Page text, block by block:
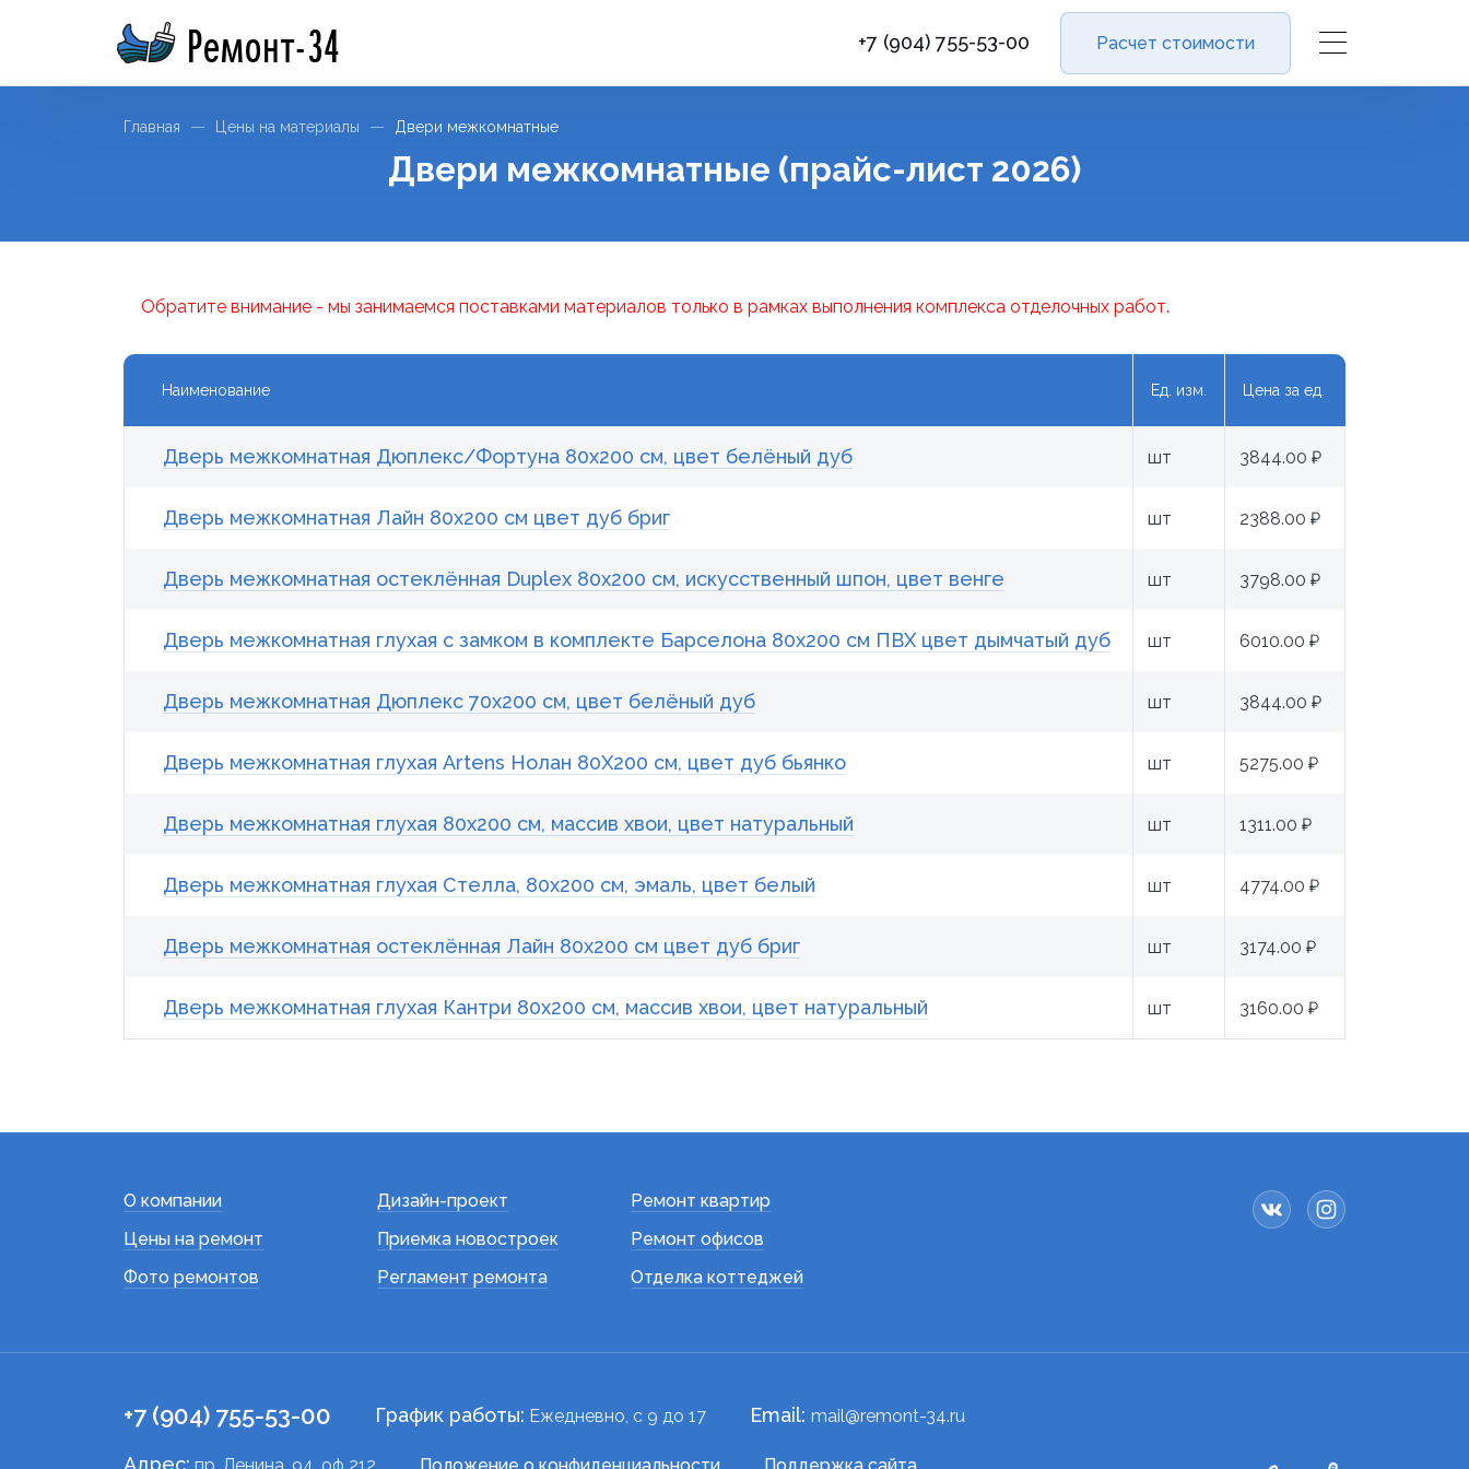
Ремонт-34 +7 (904) 755-53-00 Расчет стоимости
Главная Цены на материалы Двери межкомнатные
Двери межкомнатные (прайс-лист 2026)
Обратите внимание - мы занимаемся поставками материалов только в рамках выполнения комплекса отделочных работ.
Наименование Ед. изм. Цена за ед.
Дверь межкомнатная Дюплекс/Фортуна 80x200 см, цвет белёный дуб шт 3844.00 ₽
Дверь межкомнатная Лайн 80x200 см цвет дуб бриг шт 2388.00 ₽
Дверь межкомнатная остеклённая Duplex 80x200 см, искусственный шпон, цвет венге шт 3798.00 ₽
Дверь межкомнатная глухая с замком в комплекте Барселона 80x200 см ПВХ цвет дымчатый дуб шт 6010.00 ₽
Дверь межкомнатная Дюплекс 70x200 см, цвет белёный дуб шт 3844.00 ₽
Дверь межкомнатная глухая Artens Нолан 80X200 см, цвет дуб бьянко шт 5275.00 ₽
Дверь межкомнатная глухая 80x200 см, массив хвои, цвет натуральный шт 1311.00 ₽
Дверь межкомнатная глухая Стелла, 80x200 см, эмаль, цвет белый шт 4774.00 ₽
Дверь межкомнатная остеклённая Лайн 80x200 см цвет дуб бриг шт 3174.00 ₽
Дверь межкомнатная глухая Кантри 80x200 см, массив хвои, цвет натуральный шт 3160.00 ₽
О компании
Цены на ремонт
Фото ремонтов
Дизайн-проект
Приемка новостроек
Регламент ремонта
Ремонт квартир
Ремонт офисов
Отделка коттеджей
+7 (904) 755-53-00 График работы: Ежедневно, c 9 до 17 Email: mail@remont-34.ru
Адрес: